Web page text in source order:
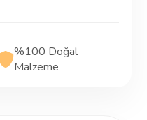
%100 Doğal
Malzeme